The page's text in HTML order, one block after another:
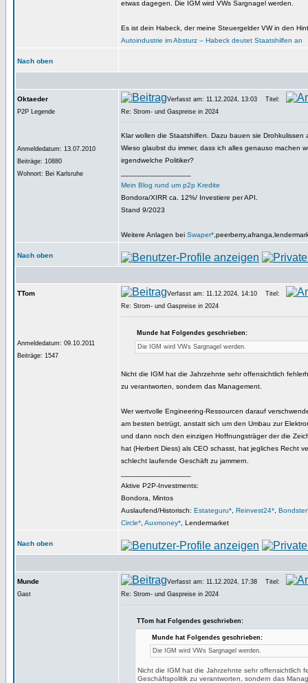
etwas dagegen. Die IGM wird VWs Sargnagel werden.
Es ist dein Habeck, der meine Steuergelder VW in den
Autoindustrie im Absturz – Habeck deutet Staatshilfen an
Nach oben
Oktaeder
P2P Legende
Anmeldedatum: 13.07.2010
Beiträge: 10880
Wohnort: Bei Karlsruhe
Verfasst am: 11.12.2024, 13:03
Titel:
Re: Strom- und Gaspreise in 2024
Klar wollen die Staatshilfen. Dazu bauen sie Drohkulissen
Wieso glaubst du immer, dass ich alles genauso machen
irgendwelche Politiker?
Mein Blog rund um p2p Kredite
Bondora/XIRR ca. 12%/ Investiere per API.
Stand 9/2023
Weitere Anlagen bei Swaper*
Nach oben
TTom
Anmeldedatum: 09.10.2011
Beiträge: 1547
Verfasst am: 11.12.2024, 14:10
Titel:
Re: Strom- und Gaspreise in 2024
Munde hat Folgendes geschrieben:
Die IGM wird VWs Sargnagel werden.
Nicht die IGM hat die Jahrzehnte sehr offensichtlich
zu verantworten, sondern das Management.
Wer wertvolle Engineering-Ressourcen darauf
am besten betrügt, anstatt sich um den Umbau zur
und dann noch den einzigen Hoffnungsträger der die
hat (Herbert Diess) als CEO schasst, hat jegliches Recht
schlecht laufende Geschäft zu jammern.
Aktive P2P-Investments:
Bondora, Mintos
Auslaufend/Historisch: Estateguru* Reinvest24*
Circle* Auxmoney* , Lendermarket
Nach oben
Munde
Gast
Verfasst am: 11.12.2024, 17:38
Titel:
Re: Strom- und Gaspreise in 2024
TTom hat Folgendes geschrieben:
Munde hat Folgendes geschrieben:
Die IGM wird VWs Sargnagel werden.
Nicht die IGM hat die Jahrzehnte sehr offensichtlich
Geschäftspolitik zu verantworten, sondern das